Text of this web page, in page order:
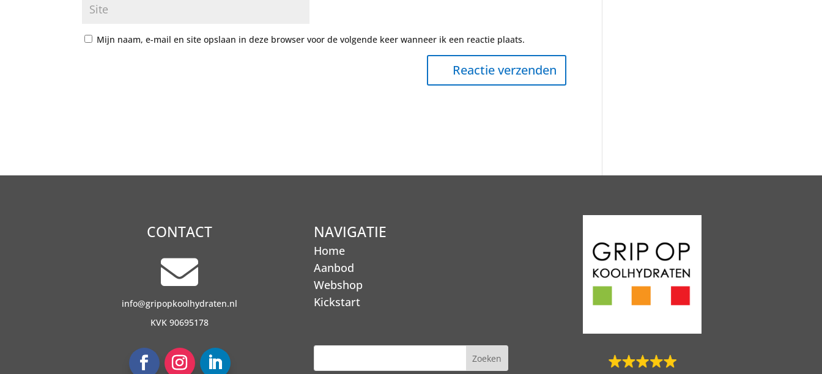
Mijn naam, e-mail en site opslaan in deze browser voor de volgende keer wanneer ik een reactie plaats.
CONTACT

info@gripopkoolhydraten.nl
KVK 90695178
NAVIGATIE
Home
Aanbod
Webshop
Kickstart